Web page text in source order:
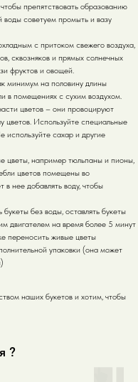
препятствовать образованию
советуем промыть и вазу
с притоком свежего воздуха,
сквозняков и прямых солнечных
фруктов и овощей.
минимум на половину длины
в помещениях с сухим воздухом.
цветов – они провоцируют
цветов. Используйте специальные
сахар и другие
цветы, например тюльпаны и пионы,
цветов помещены во
в нее добавлять воду, чтобы
без воды, оставлять букеты
двигателем на время более 5 минут
переносить живые цветы
упаковки (она может
наших букетов и хотим, чтобы
?